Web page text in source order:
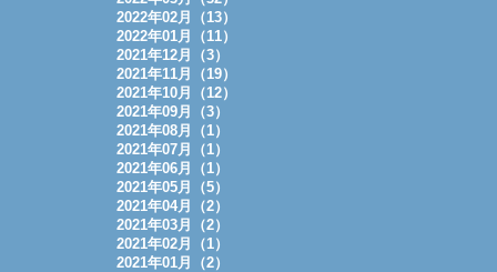
2022年02月（13）
2022年01月（11）
2021年12月（3）
2021年11月（19）
2021年10月（12）
2021年09月（3）
2021年08月（1）
2021年07月（1）
2021年06月（1）
2021年05月（5）
2021年04月（2）
2021年03月（2）
2021年02月（1）
2021年01月（2）